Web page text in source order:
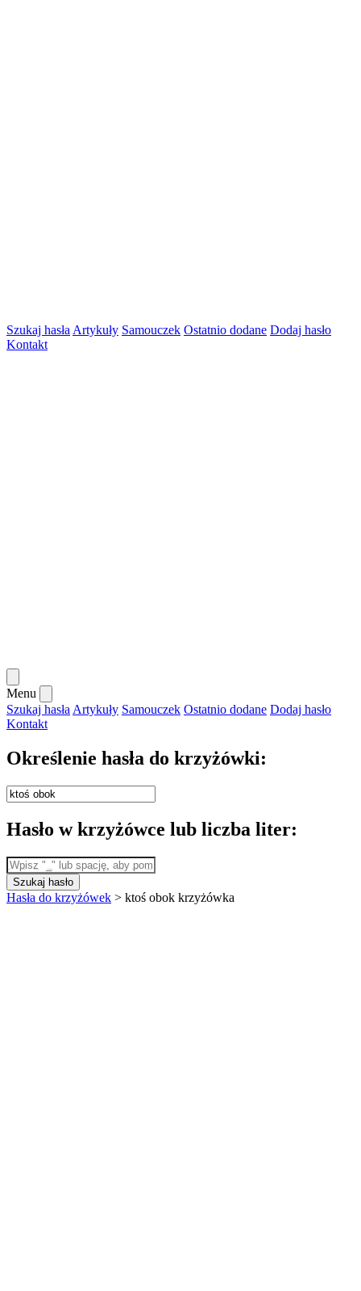
Szukaj hasła Artykuły Samouczek Ostatnio dodane Dodaj hasło
Kontakt
Menu
Szukaj hasła Artykuły Samouczek Ostatnio dodane Dodaj hasło
Kontakt
Określenie hasła do krzyżówki:
Hasło w krzyżówce lub liczba liter:
Szukaj hasło
Hasła do krzyżówek > ktoś obok krzyżówka